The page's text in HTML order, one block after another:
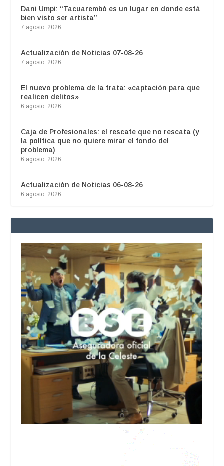
Dani Umpi: “Tacuarembó es un lugar en donde está
bien visto ser artista”
7 agosto, 2026
Actualización de Noticias 07-08-26
7 agosto, 2026
El nuevo problema de la trata: «captación para que
realicen delitos»
6 agosto, 2026
Caja de Profesionales: el rescate que no rescata (y
la política que no quiere mirar el fondo del
problema)
6 agosto, 2026
Actualización de Noticias 06-08-26
6 agosto, 2026